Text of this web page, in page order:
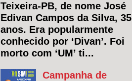
Teixeira-PB, de nome José
Edivan Campos da Silva, 35
anos. Era popularmente
conhecido por ‘Divan’. Foi
morto com ‘UM’ ti...
Campanha de